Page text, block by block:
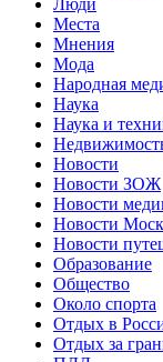
Места
Мнения
Мода
Народная
Наука
Наука и
Новости
Новости ЗОЖ
Новости
Новости
Новости
Образование
Общество
Около спорта
Отдых в
Отдых за